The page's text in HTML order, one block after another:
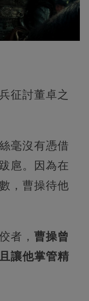
征討董卓之
毫沒有憑借
扈。因為在
，曹操待他
者， 曹操曾
讓他掌管精